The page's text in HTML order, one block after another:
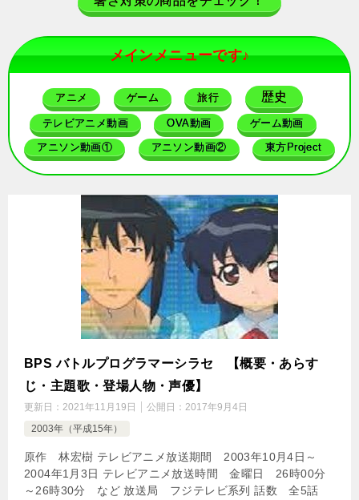
メインメニューです♪
アニメ ゲーム 旅行 歴史
テレビアニメ動画 OVA動画 ゲーム動画
アニソン動画① アニソン動画② 東方Project
BPS バトルプログラマーシラセ 【概要・あらす
じ・主題歌・登場人物・声優】
更新日： 2021年11月19日 公開日： 2017年9月4日
2003年（平成15年）
原作 林宏樹 テレビアニメ放送期間 2003年10月4日～
2004年1月3日 テレビアニメ放送時間 金曜日 26時00分
～26時30分 など 放送局 フジテレビ系列 話数 全5話